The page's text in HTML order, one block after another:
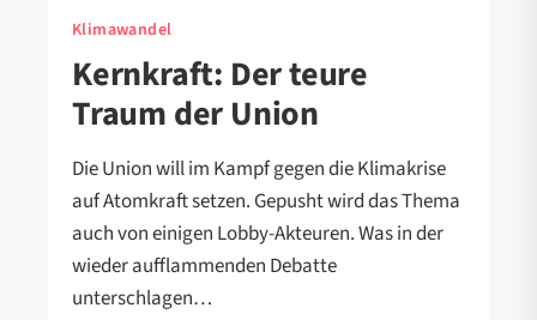
Klimawandel
Kernkraft: Der teure
Traum der Union
Die Union will im Kampf gegen die Klimakrise
auf Atomkraft setzen. Gepusht wird das Thema
auch von einigen Lobby-Akteuren. Was in der
wieder aufflammenden Debatte
unterschlagen…